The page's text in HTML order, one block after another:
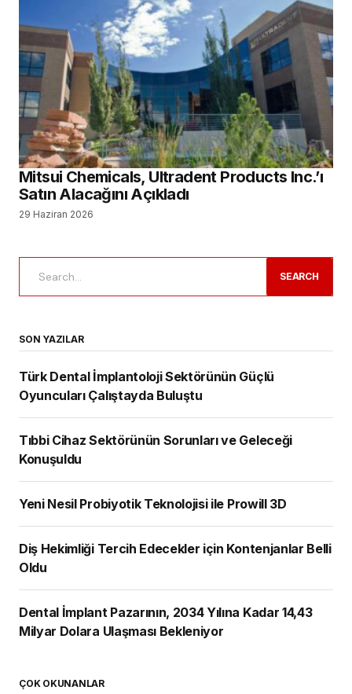
Mitsui Chemicals, Ultradent Products Inc.’ı
Satın Alacağını Açıkladı
29 Haziran 2026
SEARCH
SON YAZILAR
Türk Dental İmplantoloji Sektörünün Güçlü
Oyuncuları Çalıştayda Buluştu
Tıbbi Cihaz Sektörünün Sorunları ve Geleceği
Konuşuldu
Yeni Nesil Probiyotik Teknolojisi ile Prowill 3D
Diş Hekimliği Tercih Edecekler için Kontenjanlar Belli
Oldu
Dental İmplant Pazarının, 2034 Yılına Kadar 14,43
Milyar Dolara Ulaşması Bekleniyor
ÇOK OKUNANLAR